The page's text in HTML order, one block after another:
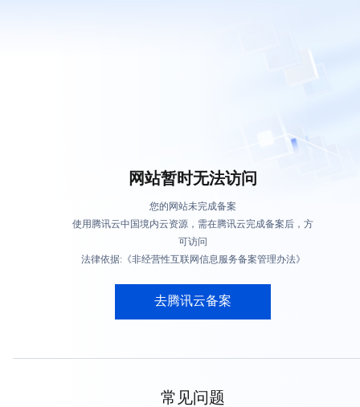
网站暂时无法访问
您的网站未完成备案
使用腾讯云中国境内云资源，需在腾讯云完成备案后，方
可访问
法律依据:《非经营性互联网信息服务备案管理办法》
去腾讯云备案
常见问题